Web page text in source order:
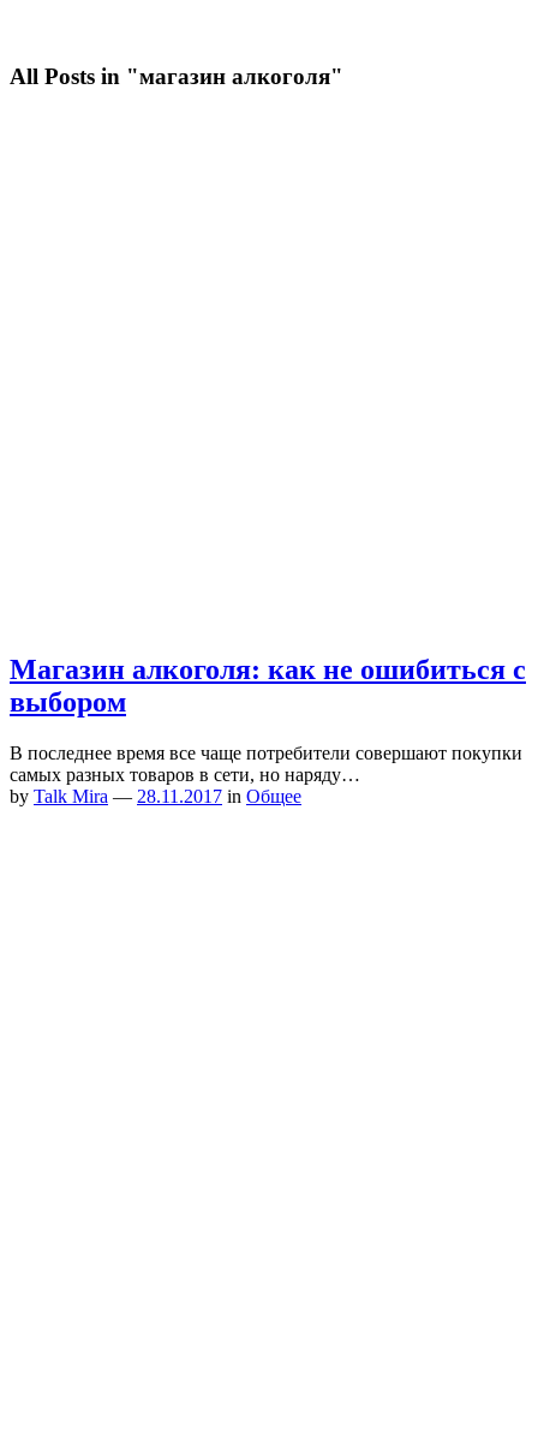
All Posts in "магазин алкоголя"
Магазин алкоголя: как не ошибиться с
выбором
В последнее время все чаще потребители совершают покупки
самых разных товаров в сети, но наряду…
by Talk Mira — 28.11.2017 in Общее